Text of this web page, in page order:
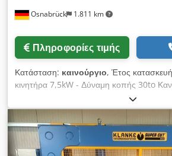
Osnabrück 1.811 km
Πληροφορίες τιμής
Κατάσταση: καινούργιο, Έτος
κινητήρα 7,5kW - Δύναμη κοπής 30to
σχεδιασμένο για - Μέγιστο μήκος ρολού
διάμετρος ρολού 850mm - Βάρος
3500kg - Χωρητικότητα δεξαμενής
προστατευτικό χειρός στην περιοχή του
απέναντι από αυτόν -κλειδαριά μαχαιριού